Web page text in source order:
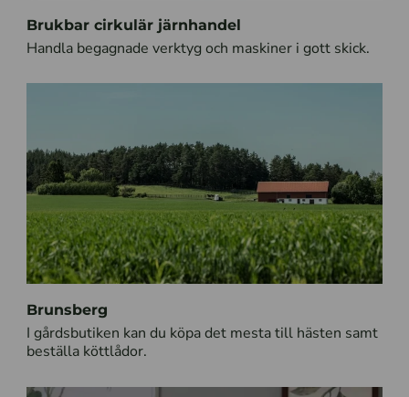
Brukbar cirkulär järnhandel
Handla begagnade verktyg och maskiner i gott skick.
Brunsberg
I gårdsbutiken kan du köpa det mesta till hästen samt
beställa köttlådor.